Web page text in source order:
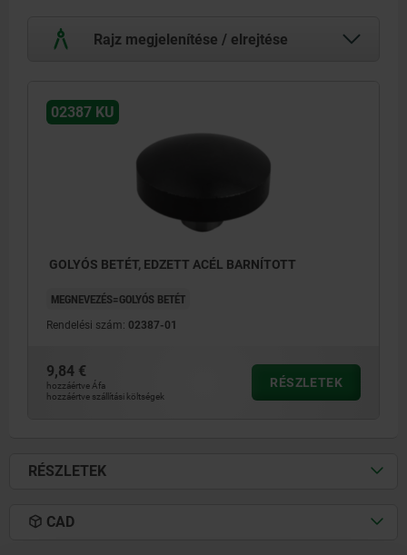
Rajz megjelenítése / elrejtése
02387 KU
GOLYÓS BETÉT, EDZETT ACÉL BARNÍTOTT
MEGNEVEZÉS=GOLYÓS BETÉT
Rendelési szám: 02387-01
9,84 €
hozzáértve Áfa
hozzáértve szállítási költségek
RÉSZLETEK
RÉSZLETEK
CAD